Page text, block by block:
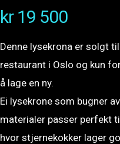
kr19 500
Denne lysekrona er solgt
restaurant i Oslo og kun
å lage en ny.
Ei lysekrone som bugner
materialer passer perfekt
hvor stjernekokker lager